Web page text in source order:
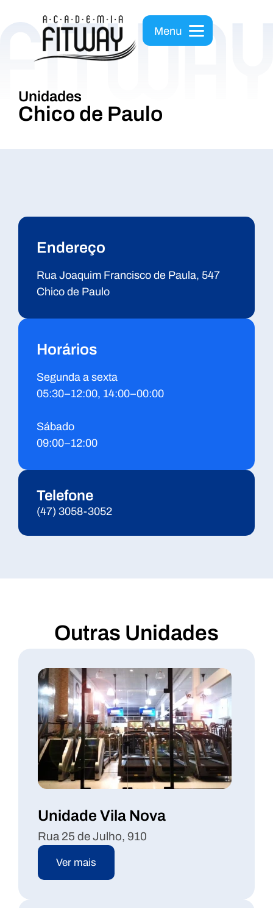
Unidades
Chico de Paulo
Endereço
Rua Joaquim Francisco de Paula, 547
Chico de Paulo
Horários
Segunda a sexta
05:30–12:00, 14:00–00:00
Sábado
09:00–12:00
Telefone
(47) 3058-3052
Outras Unidades
Unidade Vila Nova
Rua 25 de Julho, 910
Ver mais